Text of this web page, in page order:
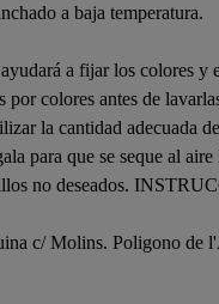
a baja temperatura.
a fijar los colores y
colores antes de
la cantidad adecuada
para que se seque al
no deseados.
c/ Molins. Poligono de